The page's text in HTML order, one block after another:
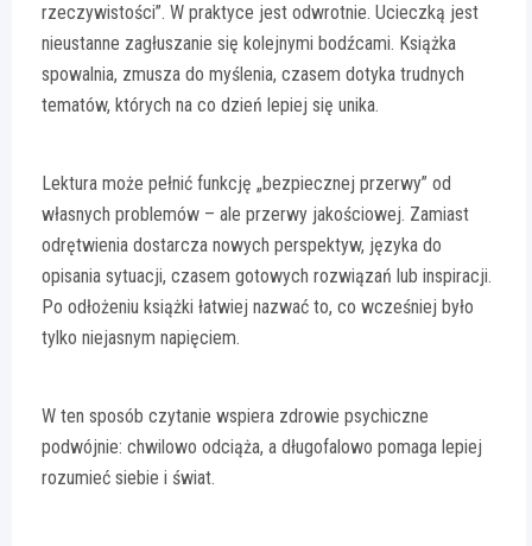
rzeczywistości”. W praktyce jest odwrotnie. Ucieczką jest
nieustanne zagłuszanie się kolejnymi bodźcami. Książka
spowalnia, zmusza do myślenia, czasem dotyka trudnych
tematów, których na co dzień lepiej się unika.
Lektura może pełnić funkcję „bezpiecznej przerwy” od
własnych problemów – ale przerwy jakościowej. Zamiast
odrętwienia dostarcza nowych perspektyw, języka do
opisania sytuacji, czasem gotowych rozwiązań lub inspiracji.
Po odłożeniu książki łatwiej nazwać to, co wcześniej było
tylko niejasnym napięciem.
W ten sposób czytanie wspiera zdrowie psychiczne
podwójnie: chwilowo odciąża, a długofalowo pomaga lepiej
rozumieć siebie i świat.